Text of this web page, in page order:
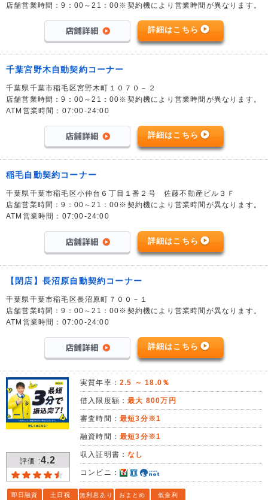
店舗営業時間：9：00～21：00※契約機により営業時間が異なります。
詳細はこちら
千葉宮野木自動契約コーナー
千葉県千葉市稲毛区宮野木町１０７０－２
店舗営業時間：9：00～21：00※契約機により営業時間が異なります。
ATM営業時間：07:00-24:00
詳細はこちら
稲毛自動契約コーナー
千葉県千葉市稲毛区小仲台６丁目１番２号 佐藤不動産ビル３Ｆ
店舗営業時間：9：00～21：00※契約機により営業時間が異なります。
ATM営業時間：07:00-24:00
詳細はこちら
【閉店】長沼原自動契約コーナー
千葉県千葉市稲毛区長沼原町７００－１
店舗営業時間：9：00～21：00※契約機により営業時間が異なります。
ATM営業時間：07:00-24:00
詳細はこちら
評価 :4.2
実質年率： 2.5 ～ 18.0％
借入限度額：最大 800万円
審査時間： 最短3分※1
融資時間： 最短3分※1
収入証明書：なし
コンビニ：
即日融資 土日祝 無利息あり おまとめ 低金利